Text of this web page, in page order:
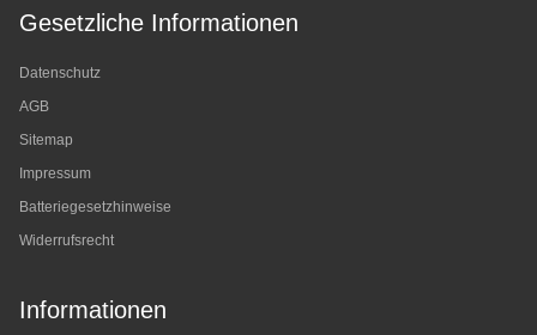
Gesetzliche Informationen
Datenschutz
AGB
Sitemap
Impressum
Batteriegesetzhinweise
Widerrufsrecht
Informationen